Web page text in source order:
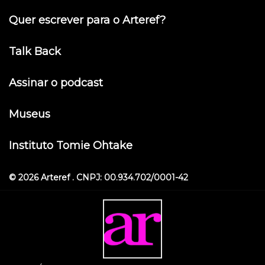
Quer escrever para o Arteref?
Talk Back
Assinar o podcast
Museus
Instituto Tomie Ohtake
© 2026 Arteref . CNPJ: 00.934.702/0001-42